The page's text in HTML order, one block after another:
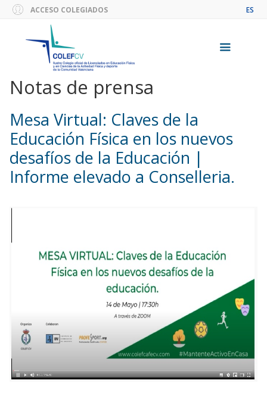
Saltar
contenido
ACCESO COLEGIADOS ES
Notas de prensa
Mesa Virtual: Claves de la
Educación Física en los nuevos
desafíos de la Educación |
Informe elevado a Conselleria.